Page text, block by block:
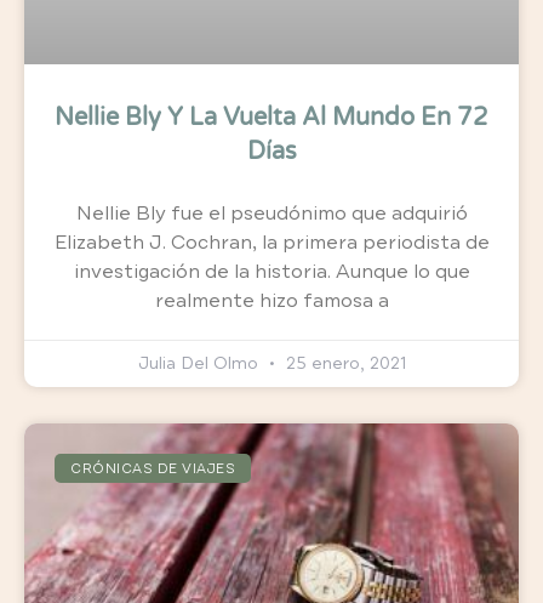
Nellie Bly Y La Vuelta Al Mundo En 72
Días
Nellie Bly fue el pseudónimo que adquirió
Elizabeth J. Cochran, la primera periodista de
investigación de la historia. Aunque lo que
realmente hizo famosa a
Julia Del Olmo 25 enero, 2021
CRÓNICAS DE VIAJES